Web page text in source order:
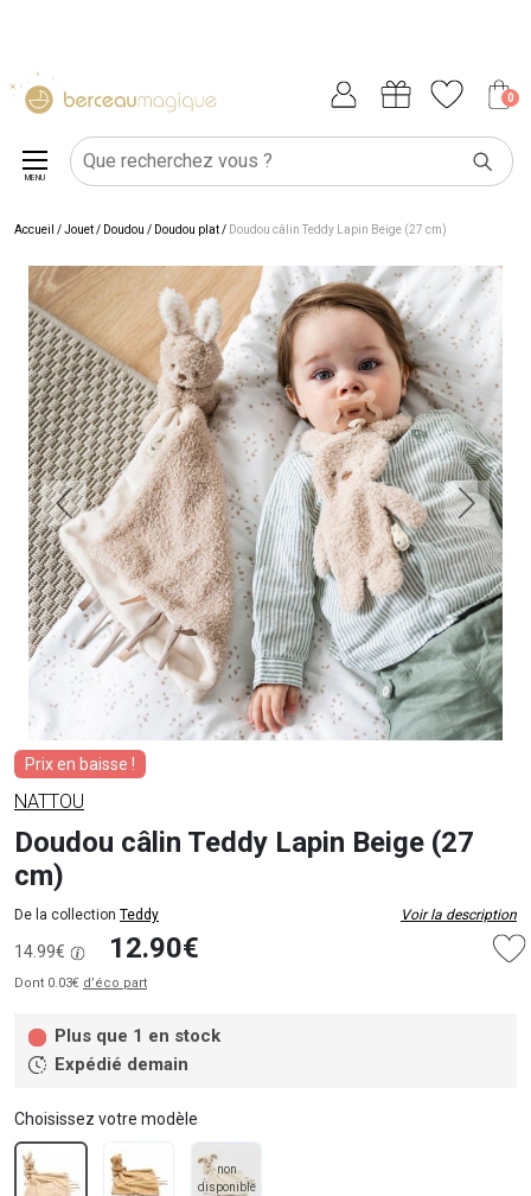
0
MENU
Accueil /Jouet/ Doudou / Doudou plat/ Doudou câlin Teddy Lapin Beige (27 cm)
Prix en baisse !
NATTOU
Doudou câlin Teddy Lapin Beige (27
cm)
De la collection Teddy Voir la description
14.99€ 12.90€
Dont 0.03€ d’éco part
Plus que 1 en stock
Expédié demain
Choisissez votre modèle
non
disponible